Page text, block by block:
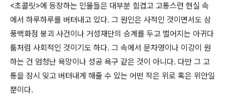
<초콜릿>에 등장하는 인물들은 대부분 힘겹고 고통스런 현실 속
에서 하루하루를 버텨내고 있다. 그 원인은 사적인 것이면서도 삼
풍백화점 붕괴 사건이나 거성재단의 승계를 두고 벌어지는 아귀다
툼처럼 사회적인 것이기도 하다. 그 속에서 문차영이나 이강이 원
하는 건 엄청난 욕망이나 성공 욕구 같은 것이 아니다. 다만 그 고
통을 잠시 잊고 버텨내게 해줄 수 있는 어떤 작은 위로 혹은 위안일
뿐이다.